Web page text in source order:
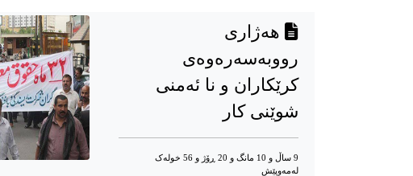
هەژاری
رووبەسەرەوەی
کرێکاران و نا ئەمنی
شوێنی کار
9 ساڵ و 10 مانگ و 20 ڕۆژ و 56 خوله‌ک
له‌مه‌وپێش‌